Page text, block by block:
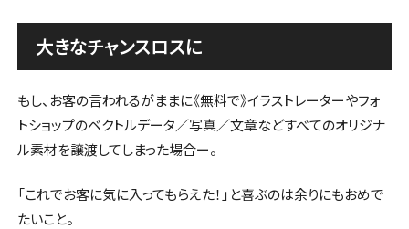
大きなチャンスロスに
もし、お客の言われるがままに《無料で》イラストレーターやフォ
トショップのベクトルデータ／写真／文章などすべてのオリジナ
ル素材を譲渡してしまった場合ー。
「これでお客に気に入ってもらえた！」と喜ぶのは余りにもおめで
たいこと。